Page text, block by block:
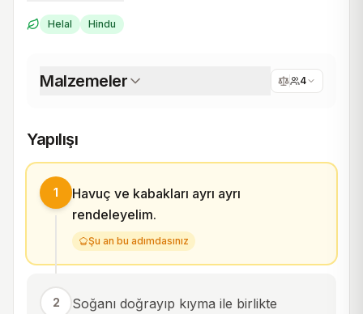
Helal Hindu
Malzemeler 4
Yapılışı
1
Havuç ve kabakları ayrı ayrı
rendeleyelim.
Şu an bu adımdasınız
2
Soğanı doğrayıp kıyma ile birlikte